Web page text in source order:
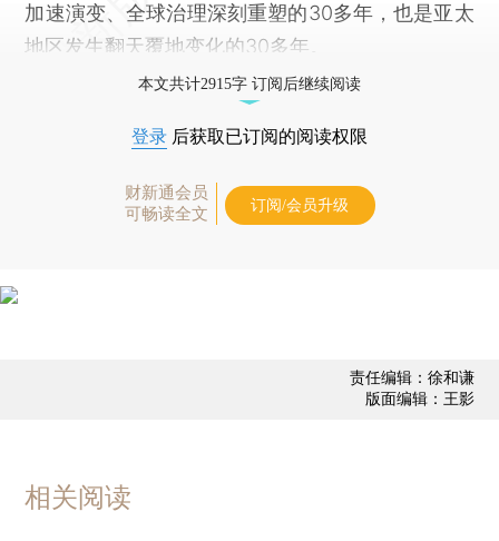
加速演变、全球治理深刻重塑的30多年，也是亚太
地区发生翻天覆地变化的30多年。
本文共计2915字 订阅后继续阅读
登录 后获取已订阅的阅读权限
财新通会员
可畅读全文
订阅/会员升级
责任编辑：徐和谦
版面编辑：王影
相关阅读